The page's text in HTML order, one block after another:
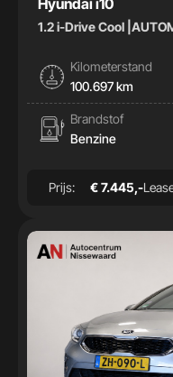
1.2 i-Drive Cool
Kilometerstand
100.697 km
Brandstof
Benzine
Prijs: € 7.445,-